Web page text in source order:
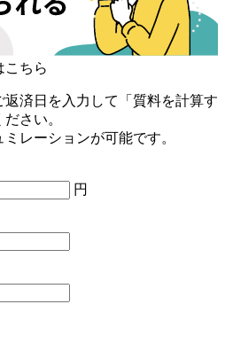
済日を入力して「質料を計算す
さい。
レーションが可能です。
円